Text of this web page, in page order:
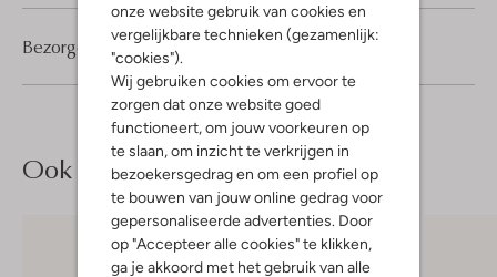
onze website gebruik van cookies en
vergelijkbare technieken (gezamenlijk:
"cookies").
Wij gebruiken cookies om ervoor te
zorgen dat onze website goed
functioneert, om jouw voorkeuren op
te slaan, om inzicht te verkrijgen in
bezoekersgedrag en om een profiel op
te bouwen van jouw online gedrag voor
gepersonaliseerde advertenties. Door
op "Accepteer alle cookies" te klikken,
ga je akkoord met het gebruik van alle
Bezorgen & retourneren
Ook iets voor jou?